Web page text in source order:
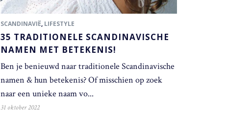
SCANDINAVIË, LIFESTYLE
35 TRADITIONELE SCANDINAVISCHE
NAMEN MET BETEKENIS!
Ben je benieuwd naar traditionele Scandinavische
namen & hun betekenis? Of misschien op zoek
naar een unieke naam vo...
31 oktober 2022